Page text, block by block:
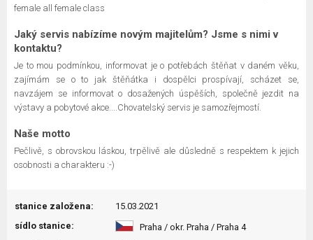
female all female class
Jaký servis nabízíme novým majitelům? Jsme s nimi v
kontaktu?
Je to mou podmínkou, informovat je o potřebách štěňat v daném věku,
zajímám se o to jak štěňátka i dospělci prospívají, scházet se,
navzájem se informovat o dosažených úspěších, společně jezdit na
výstavy a pobytové akce....Chovatelský servis je samozřejmostí.
Naše motto
Pečlivě, s obrovskou láskou, trpělivě ale důsledně s respektem k jejich
osobnosti a charakteru :-)
stanice založena:
15.03.2021
sídlo stanice:
Praha / okr. Praha / Praha 4